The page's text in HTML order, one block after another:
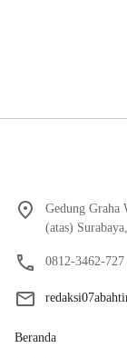
Gedung Graha
(atas)
0812-3462-
Beranda